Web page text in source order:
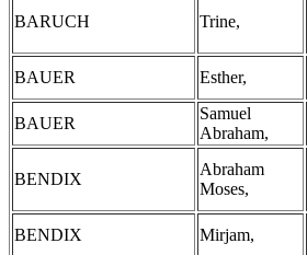
BARUCH Trine,
BAUER Esther,
BAUER
Samuel
Abraham,
BENDIX
Abraham
Moses,
BENDIX Mirjam,